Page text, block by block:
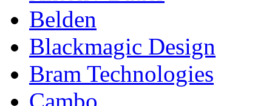
Belden
Blackmagic Design
Bram Technologies